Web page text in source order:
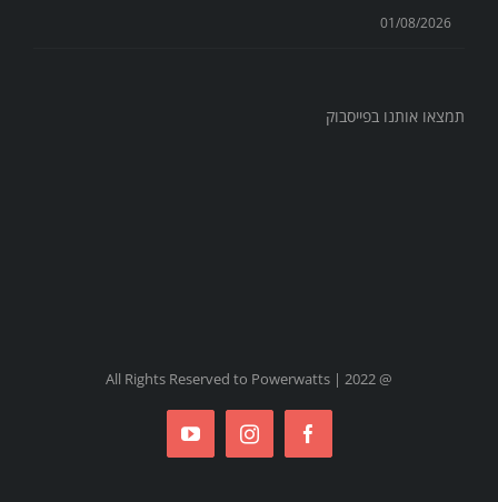
01/08/2026
תמצאו אותנו בפייסבוק
@ All Rights Reserved to Powerwatts | 2022
Facebook
Instagram
YouTube